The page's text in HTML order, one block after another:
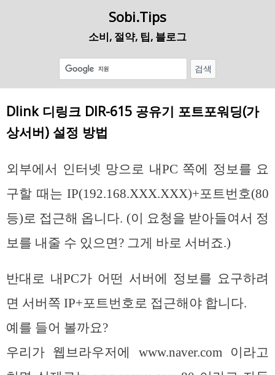
Sobi.Tips
소비, 절약, 팁, 블로그
Dlink 디링크 DIR-615 공유기 포트포워딩(가
상서버) 설정 방법
외부에서 인터넷 망으로 내PC 쪽에 정보를 요
구할 때는 IP(192.168.XXX.XXX)+포트번호(80
등)로 접근해 옵니다. (이 요청을 받아들여서 정
보를 내줄 수 있으면? 그게 바로 서버죠.)
반대로 내PC가 어떤 서버에 정보를 요구하려
면 서버쪽 IP+포트번호로 접근해야 합니다.
예를 들어 볼까요?
우리가 웹브라우저에 www.naver.com 이라고